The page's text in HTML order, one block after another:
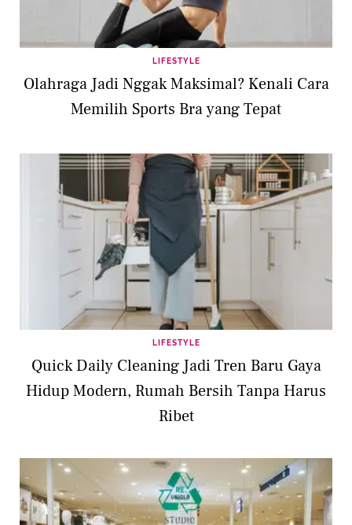
LIFESTYLE
Olahraga Jadi Nggak Maksimal? Kenali Cara
Memilih Sports Bra yang Tepat
LIFESTYLE
Quick Daily Cleaning Jadi Tren Baru Gaya
Hidup Modern, Rumah Bersih Tanpa Harus
Ribet